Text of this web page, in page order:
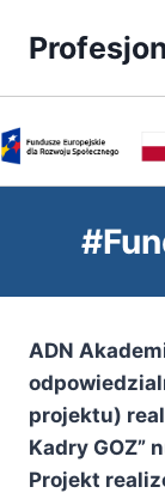
ADN
projektu)
Kadry GOZ”
Projekt